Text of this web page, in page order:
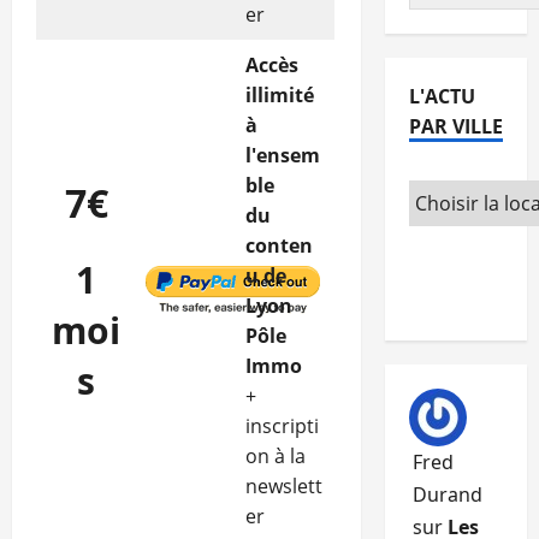
er
7€
1
moi
s
Accès
illimité
à
l'ensem
ble
du
conten
u de
Lyon
Pôle
Immo
+
inscripti
on à la
newslett
er
L'ACTU
PAR VILLE
Fred
Durand
sur Les